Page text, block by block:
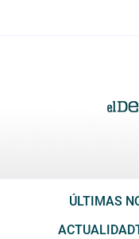
ÚLTIMAS
ACTUALIDAD